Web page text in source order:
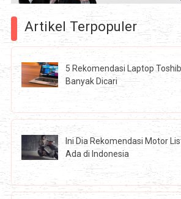
Artikel Terpopuler
5 Rekomendasi Laptop
Banyak Dicari
Ini Dia Rekomendasi Motor
Ada di Indonesia